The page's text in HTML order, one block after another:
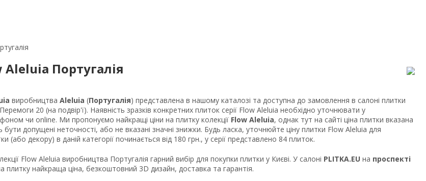
Португалія
виробництва Aleluia (Португалія) представлена в нашому каталозі та доступна до замовлення в салоні плитки
20 (на подвір'ї). Наявність зразків конкретних плиток серії Flow Aleluia необхідно уточнювати у
чи online. Ми пропонуємо найкращі ціни на плитку колекції Flow Aleluia, однак тут на сайті ціна плитки вказана
бути допущені неточності, або не вказані значні знижки. Будь ласка, уточнюйте ціну плитки Flow Aleluia для
(або декору) в даній категорії починається від 180 грн., у серії представлено 84 плиток.
Flow Aleluia виробництва Португалія гарний вибір для покупки плитки у Києві. У салоні PLITKA.EU на проспекті
плитку найкраща ціна, безкоштовний 3D дизайн, доставка та гарантія.